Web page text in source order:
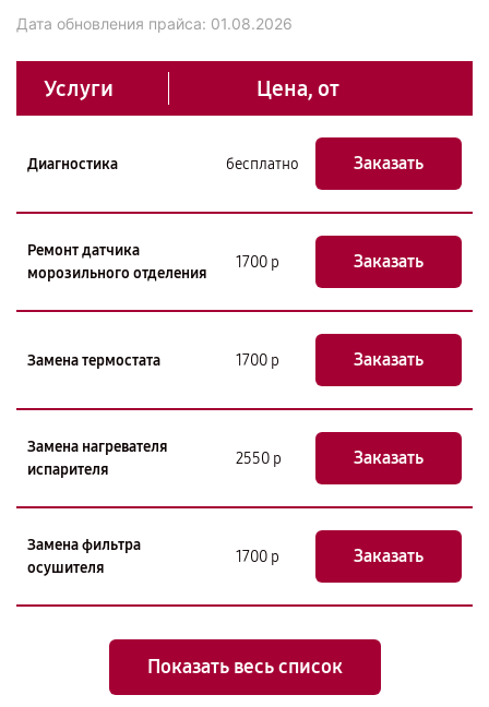
Дата обновления прайса: 01.08.2026
Услуги Цена, от
Диагностика бесплатно Заказать
Ремонт датчика
морозильного отделения
1700 р Заказать
Замена термостата 1700 р Заказать
Замена нагревателя
испарителя
2550 р Заказать
Замена фильтра
осушителя
1700 р Заказать
Показать весь список